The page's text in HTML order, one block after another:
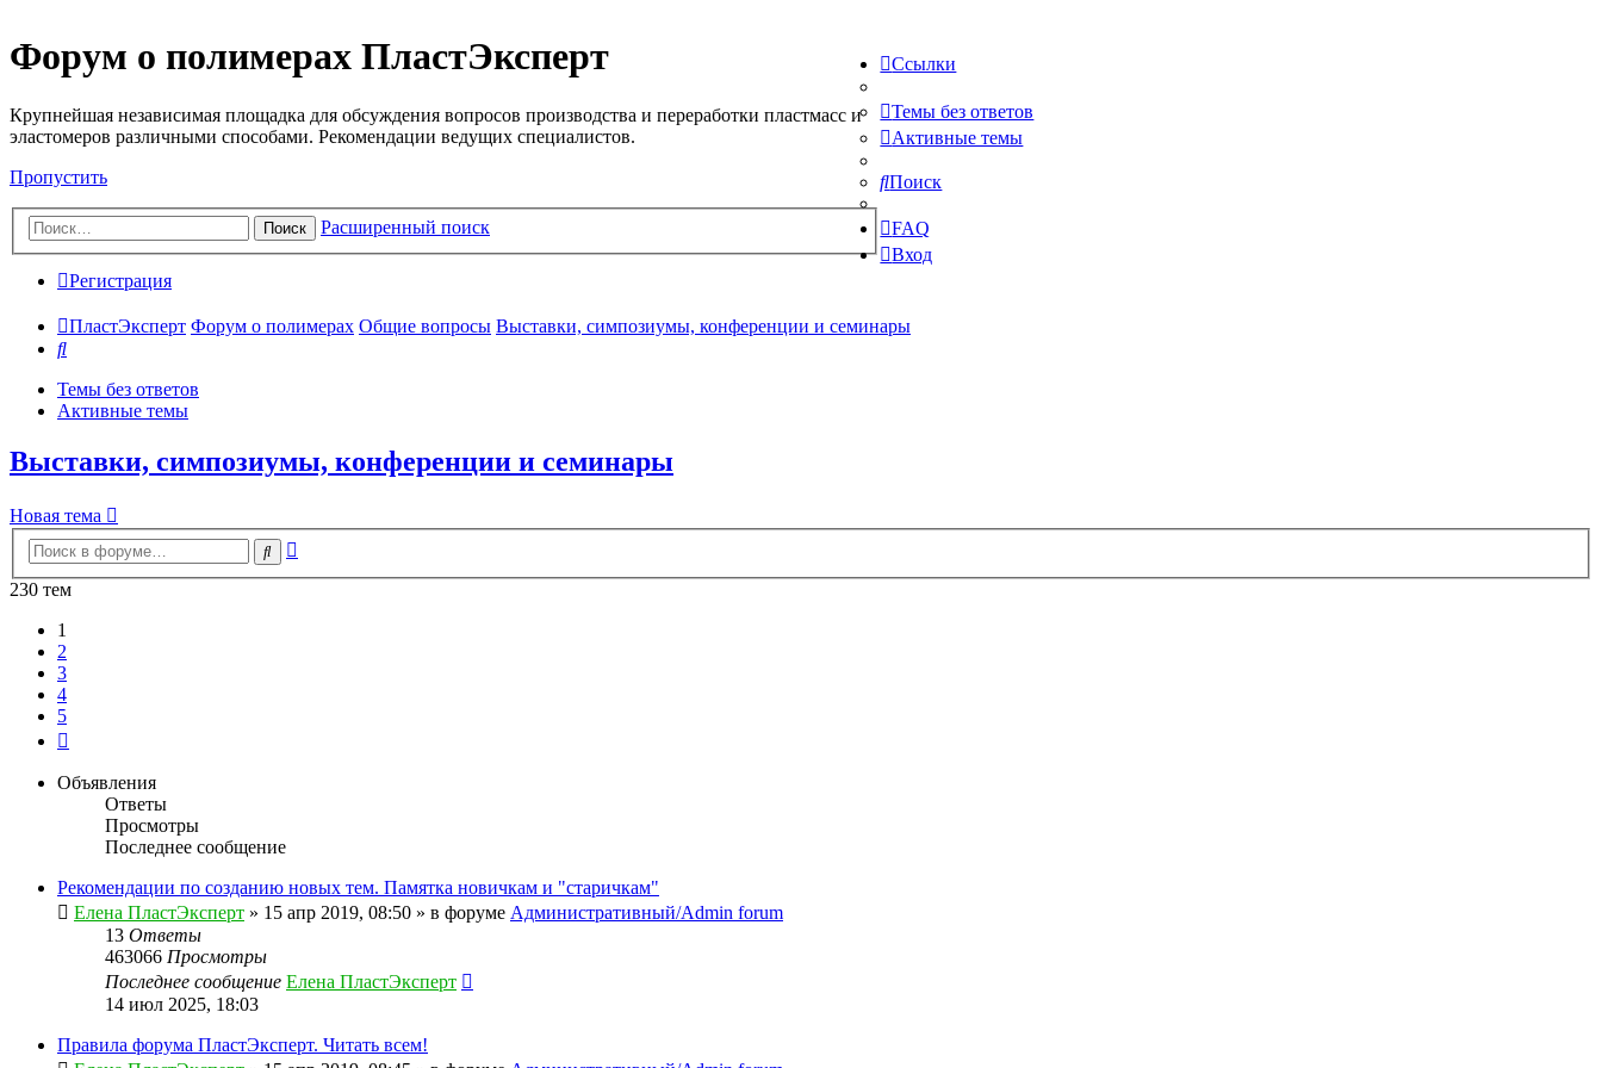
Форум о полимерах ПластЭксперт
Крупнейшая независимая площадка для обсуждения вопросов производства и переработки пластмасс и
эластомеров различными способами. Рекомендации ведущих специалистов.
Пропустить
Поиск Расширенный поиск
Ссылки
Темы без ответов
Активные темы
Поиск
FAQ
Вход
Регистрация
ПластЭксперт Форум о полимерах Общие вопросы Выставки, симпозиумы, конференции и семинары
Поиск
Темы без ответов
Активные темы
Выставки, симпозиумы, конференции и семинары
Новая тема
Поиск
230 тем
1
2
3
4
5
Объявления
Ответы
Просмотры
Последнее сообщение
Рекомендации по созданию новых тем. Памятка новичкам и "старичкам"
Елена ПластЭксперт » 15 апр 2019, 08:50 » в форуме Административный/Admin forum
13 Ответы
463066 Просмотры
Последнее сообщение Елена ПластЭксперт
14 июл 2025, 18:03
Правила форума ПластЭксперт. Читать всем!